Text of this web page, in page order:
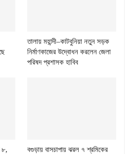
তালায় মহান্দী–কাটবুনিয়া নতুন সড়ক
নির্মাণকাজের উদ্বোধন করলেন জেলা
পরিষদ প্রশাসক হাবিব
৮,
বগুড়ায় বাসচাপায় ঝরল ৭ শ্রমিকের